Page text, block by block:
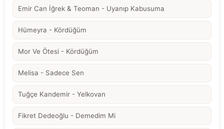
Emir Can İğrek & Teoman - Uyanıp Kabusuma
Hümeyra - Kördüğüm
Mor Ve Ötesi - Kördüğüm
Melisa - Sadece Sen
Tuğçe Kandemir - Yelkovan
Fikret Dedeoğlu - Demedim Mi